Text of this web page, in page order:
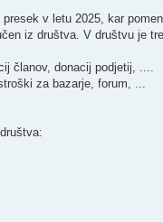
v letu 2025, kar
iz društva. V društvu je
članov, donacij podjetij, ....
za bazarje, forum, ...